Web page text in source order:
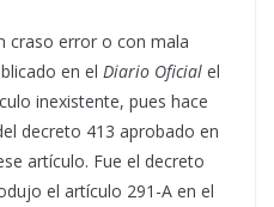
craso error o con mala
en el Diario Oficial el
inexistente, pues hace
decreto 413 aprobado en
artículo. Fue el decreto
el artículo 291-A en el